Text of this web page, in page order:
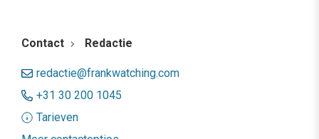
Contact Redactie
redactie@frankwatching.com
+31 30 200 1045
Tarieven